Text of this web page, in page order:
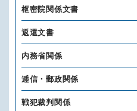
枢密院関係文書
返還文書
内務省関係
逓信・郵政関係
戦犯裁判関係